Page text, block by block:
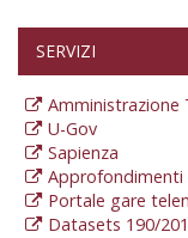
SERVIZI
Amministrazione
U-Gov
Sapienza
Approfondimenti
Portale gare
Datasets 190/